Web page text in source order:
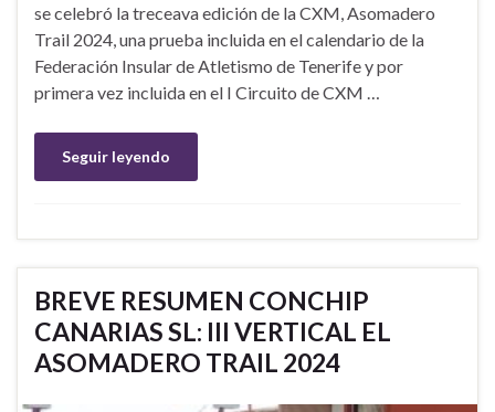
se celebró la treceava edición de la CXM, Asomadero
Trail 2024, una prueba incluida en el calendario de la
Federación Insular de Atletismo de Tenerife y por
primera vez incluida en el I Circuito de CXM …
Seguir leyendo
BREVE RESUMEN CONCHIP
CANARIAS SL: III VERTICAL EL
ASOMADERO TRAIL 2024